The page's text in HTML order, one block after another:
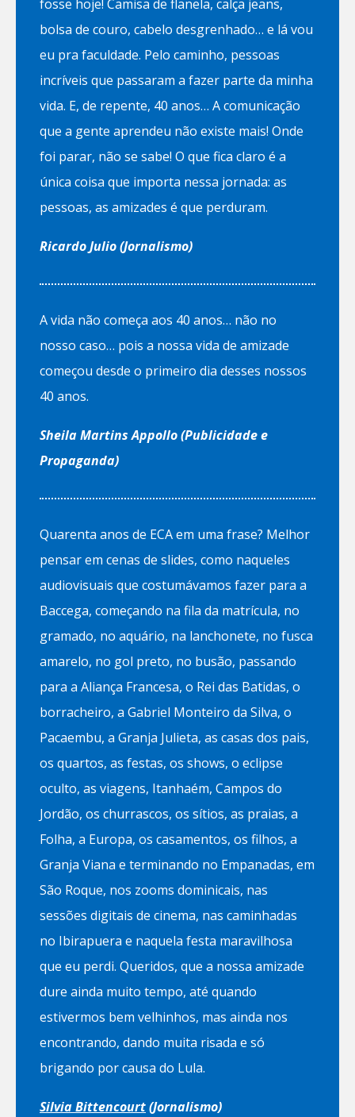
fosse hoje! Camisa de flanela, calça jeans,
bolsa de couro, cabelo desgrenhado… e lá vou
eu pra faculdade. Pelo caminho, pessoas
incríveis que passaram a fazer parte da minha
vida. E, de repente, 40 anos… A comunicação
que a gente aprendeu não existe mais! Onde
foi parar, não se sabe! O que fica claro é a
única coisa que importa nessa jornada: as
pessoas, as amizades é que perduram.
Ricardo Julio (Jornalismo)
A vida não começa aos 40 anos… não no
nosso caso… pois a nossa vida de amizade
começou desde o primeiro dia desses nossos
40 anos.
Sheila Martins Appollo (Publicidade e
Propaganda)
Quarenta anos de ECA em uma frase? Melhor
pensar em cenas de slides, como naqueles
audiovisuais que costumávamos fazer para a
Baccega, começando na fila da matrícula, no
gramado, no aquário, na lanchonete, no fusca
amarelo, no gol preto, no busão, passando
para a Aliança Francesa, o Rei das Batidas, o
borracheiro, a Gabriel Monteiro da Silva, o
Pacaembu, a Granja Julieta, as casas dos pais,
os quartos, as festas, os shows, o eclipse
oculto, as viagens, Itanhaém, Campos do
Jordão, os churrascos, os sítios, as praias, a
Folha, a Europa, os casamentos, os filhos, a
Granja Viana e terminando no Empanadas, em
São Roque, nos zooms dominicais, nas
sessões digitais de cinema, nas caminhadas
no Ibirapuera e naquela festa maravilhosa
que eu perdi. Queridos, que a nossa amizade
dure ainda muito tempo, até quando
estivermos bem velhinhos, mas ainda nos
encontrando, dando muita risada e só
brigando por causa do Lula.
Silvia Bittencourt(Jornalismo)